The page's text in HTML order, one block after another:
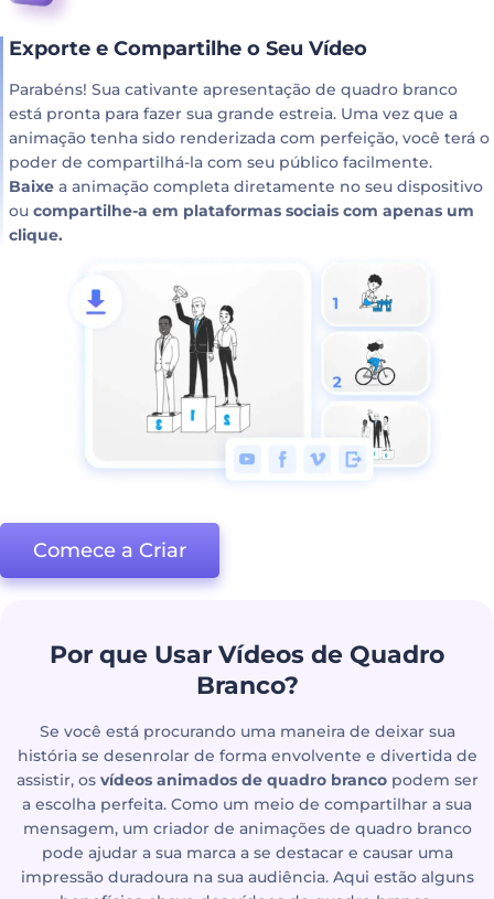
Exporte e Compartilhe o Seu Vídeo
Parabéns! Sua cativante apresentação de quadro branco
está pronta para fazer sua grande estreia. Uma vez que a
animação tenha sido renderizada com perfeição, você terá o
poder de compartilhá-la com seu público facilmente.
Baixe a animação completa diretamente no seu dispositivo
ou compartilhe-a em plataformas sociais com apenas um
clique.
Comece a Criar
Por que Usar Vídeos de Quadro
Branco?
Se você está procurando uma maneira de deixar sua
história se desenrolar de forma envolvente e divertida de
assistir, os vídeos animados de quadro brancopodem ser
a escolha perfeita. Como um meio de compartilhar a sua
mensagem, um criador de animações de quadro branco
pode ajudar a sua marca a se destacar e causar uma
impressão duradoura na sua audiência. Aqui estão alguns